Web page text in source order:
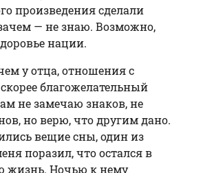
произведения сделали
— не знаю. Возможно,
нации.
у отца, отношения с
благожелательный
не замечаю знаков, не
но верю, что другим дано.
вещие сны, один из
поразил, что остался в
жизнь. Ночью к нему